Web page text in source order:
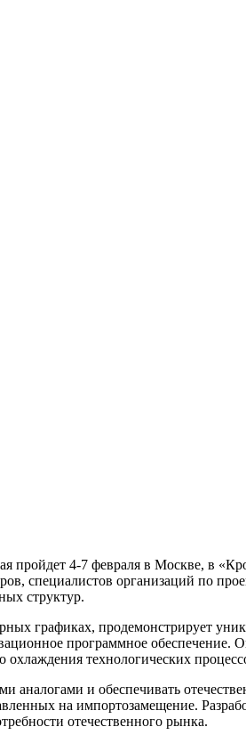
пройдет 4-7 февраля в Москве, в
специалистов организаций по
структур.
графиках, продемонстрирует
программное обеспечение.
технологических
аналогами и обеспечивать
на импортозамещение.
отечественного рынка.